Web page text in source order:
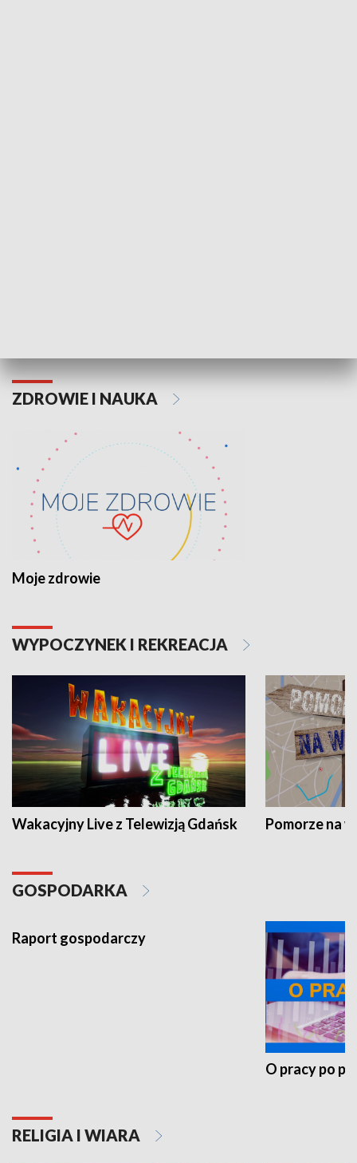
ZDROWIE I NAUKA
Moje zdrowie
WYPOCZYNEK I REKREACJA
Wakacyjny Live z Telewizją Gdańsk Pomorze na
GOSPODARKA
Raport gospodarczy
O pracy po
RELIGIA I WIARA